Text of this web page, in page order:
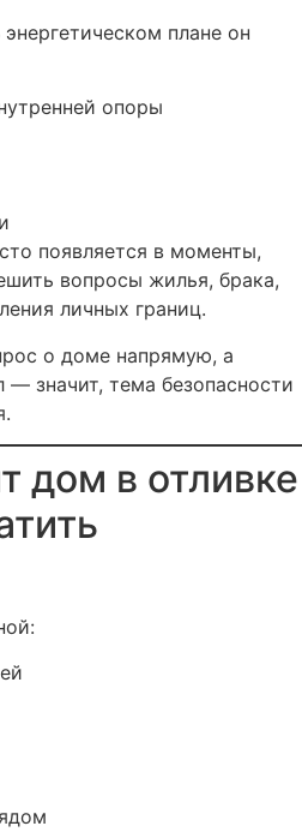
плане он
опоры
появляется в моменты,
вопросы жилья, брака,
личных границ.
о доме напрямую, а
значит, тема безопасности
дом в отливке